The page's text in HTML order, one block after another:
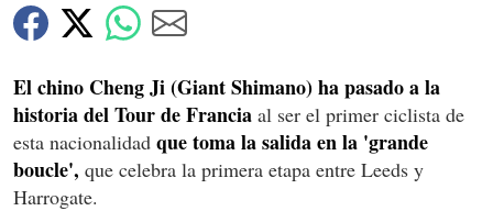
El chino Cheng Ji (Giant Shimano) ha pasado a la
historia del Tour de Francia al ser el primer ciclista de
esta nacionalidad que toma la salida en la 'grande
boucle', que celebra la primera etapa entre Leeds y
Harrogate.